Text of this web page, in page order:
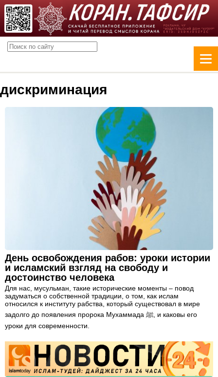
дискриминация
День освобождения рабов: уроки истории
и исламский взгляд на свободу и
достоинство человека
Для нас, мусульман, такие исторические моменты – повод
задуматься о собственной традиции, о том, как ислам
относился к институту рабства, который существовал в мире
задолго до появления пророка Мухаммада ﷺ, и каковы его
уроки для современности.